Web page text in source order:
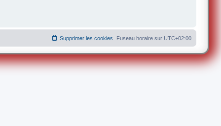
Fuseau horaire sur UTC+02:00
Supprimer les cookies